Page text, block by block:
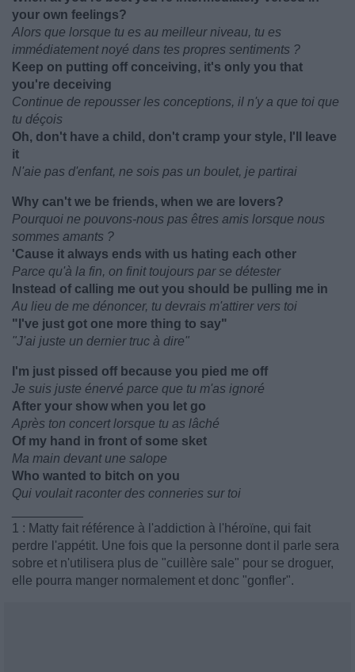
your own feelings?
Alors que lorsque tu es au meilleur niveau, tu es
immédiatement noyé dans tes propres sentiments ?
Keep on putting off conceiving, it's only you that
you're deceiving
Continue de repousser les conceptions, il n'y a que toi que
tu déçois
Oh, don't have a child, don't cramp your style, I'll leave
it
N'aie pas d'enfant, ne sois pas un boulet, je partirai
Why can't we be friends, when we are lovers?
Pourquoi ne pouvons-nous pas êtres amis lorsque nous
sommes amants ?
'Cause it always ends with us hating each other
Parce qu'à la fin, on finit toujours par se détester
Instead of calling me out you should be pulling me in
Au lieu de me dénoncer, tu devrais m'attirer vers toi
"I've just got one more thing to say"
"J'ai juste un dernier truc à dire"
I'm just pissed off because you pied me off
Je suis juste énervé parce que tu m'as ignoré
After your show when you let go
Après ton concert lorsque tu as lâché
Of my hand in front of some sket
Ma main devant une salope
Who wanted to bitch on you
Qui voulait raconter des conneries sur toi
1 : Matty fait référence à l'addiction à l'héroïne, qui fait
perdre l'appétit. Une fois que la personne dont il parle sera
sobre et n'utilisera plus de "cuillère sale" pour se droguer,
elle pourra manger normalement et donc "gonfler".